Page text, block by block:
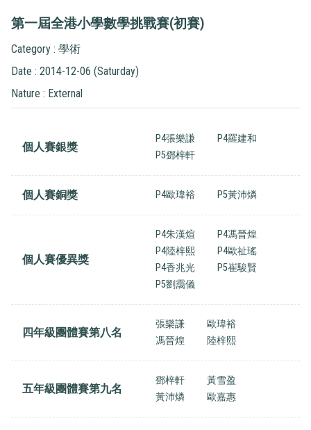
第一屆全港小學數學挑戰賽(初賽)
Category : 學術
Date : 2014-12-06 (Saturday)
Nature : External
個人賽銀獎
P4張樂謙
P4羅建和
P5鄧梓軒
個人賽銅獎 P4歐瑋裕 P5黃沛燐
個人賽優異獎
P4朱漢煊
P4馮晉煌
P4陸梓熙
P4歐祉瑤
P4香兆光
P5崔駿賢
P5劉靄儀
四年級團體賽第八名
張樂謙
歐瑋裕
馮晉煌
陸梓熙
五年級團體賽第九名
鄧梓軒
黃雪盈
黃沛燐
歐嘉惠